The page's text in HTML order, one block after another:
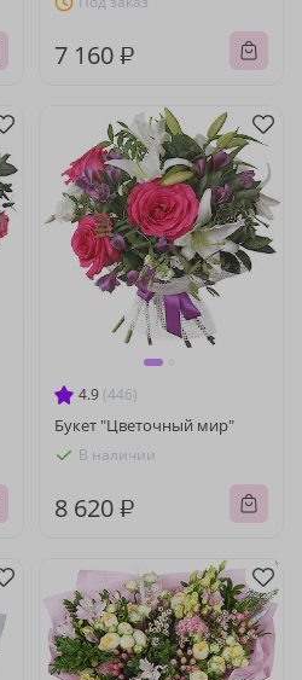
7 160 ₽
4.9 (446)
Букет "Цветочный мир"
В наличии
8 620 ₽